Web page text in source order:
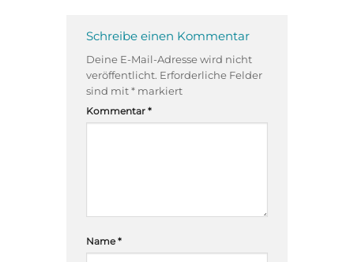
Schreibe einen Kommentar
Deine E-Mail-Adresse wird nicht
veröffentlicht. Erforderliche Felder
sind mit * markiert
Kommentar *
Name*